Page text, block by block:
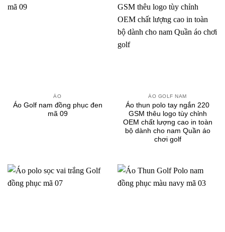
ÁO
Áo Golf nam đồng phục đen
mã 09
ÁO GOLF NAM
Áo thun polo tay ngắn 220
GSM thêu logo tùy chỉnh
OEM chất lượng cao in toàn
bộ dành cho nam Quần áo
chơi golf